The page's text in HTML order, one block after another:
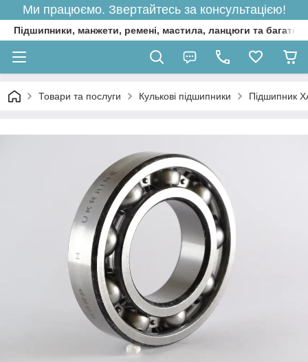
Ми працюємо. Звертайтесь за консультацією!
Підшипники, манжети, ремені, мастила, ланцюги та багато
Товари та послуги Кулькові підшипники Підшипник